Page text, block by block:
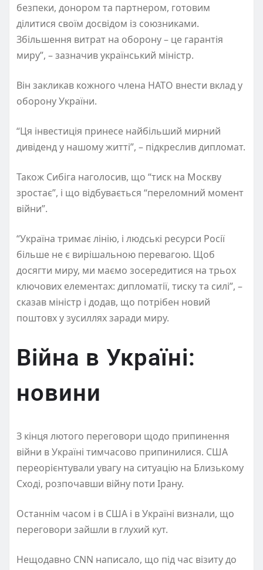
безпеки, донором та партнером, готовим
ділитися своїм досвідом із союзниками.
Збільшення витрат на оборону – це гарантія
миру”, – зазначив український міністр.
Він закликав кожного члена НАТО внести вклад у
оборону України.
“Ця інвестиція принесе найбільший мирний
дивіденд у нашому житті”, – підкреслив дипломат.
Також Сибіга наголосив, що “тиск на Москву
зростає”, і що відбувається “переломний момент
війни”.
“Україна тримає лінію, і людські ресурси Росії
більше не є вирішальною перевагою. Щоб
досягти миру, ми маємо зосередитися на трьох
ключових елементах: дипломатії, тиску та силі”, –
сказав міністр і додав, що потрібен новий
поштовх у зусиллях заради миру.
Війна в Україні:
новини
З кінця лютого переговори щодо припинення
війни в Україні тимчасово припинилися. США
переорієнтували увагу на ситуацію на Близькому
Сході, розпочавши війну поти Ірану.
Останнім часом і в США і в Україні визнали, що
переговори зайшли в глухий кут.
Нещодавно CNN написало, що під час візиту до